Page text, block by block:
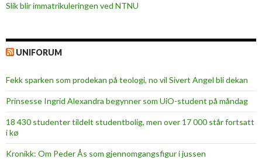
Slik blir immatrikuleringen ved NTNU
UNIFORUM
Fekk sparken som prodekan på teologi, no vil Sivert Angel bli dekan
Prinsesse Ingrid Alexandra begynner som UiO-student på måndag
18 430 studenter tildelt studentbolig, men over 17 000 står fortsatt
i kø
Kronikk: Om Peder Ås som gjennomgangsfigur i jussen